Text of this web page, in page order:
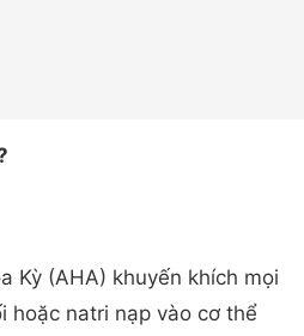
Kỳ (AHA) khuyến khích mọi
hoặc natri nạp vào cơ thể